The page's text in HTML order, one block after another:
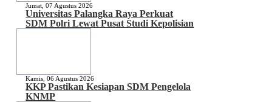
Jumat, 07 Agustus 2026
Universitas Palangka Raya Perkuat
SDM Polri Lewat Pusat Studi Kepolisian
Kamis, 06 Agustus 2026
KKP Pastikan Kesiapan SDM Pengelola
KNMP